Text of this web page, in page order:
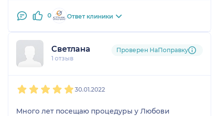
0 Ответ клиники
Светлана
1 отзыв
Проверен НаПоправку
30.01.2022
Много лет посещаю процедуры у Любови